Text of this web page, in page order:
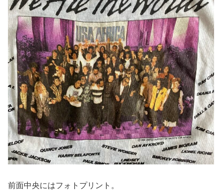
前面中央にはフォトプリント。